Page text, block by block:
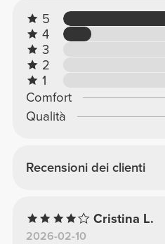
5
4
3
2
1
Comfort
Qualità
Recensioni dei clienti
Cristina L.
2026-02-10